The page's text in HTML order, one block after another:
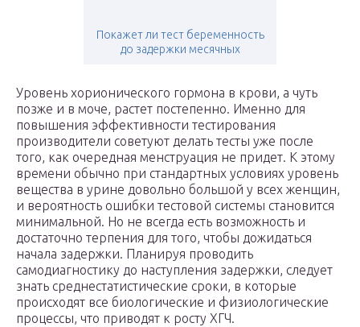
Покажет ли тест беременность
до задержки месячных
Уровень хорионического гормона в крови, а чуть
позже и в моче, растет постепенно. Именно для
повышения эффективности тестирования
производители советуют делать тесты уже после
того, как очередная менструация не придет. К этому
времени обычно при стандартных условиях уровень
вещества в урине довольно большой у всех женщин,
и вероятность ошибки тестовой системы становится
минимальной. Но не всегда есть возможность и
достаточно терпения для того, чтобы дожидаться
начала задержки. Планируя проводить
самодиагностику до наступления задержки, следует
знать среднестатистические сроки, в которые
происходят все биологические и физиологические
процессы, что приводят к росту ХГЧ.